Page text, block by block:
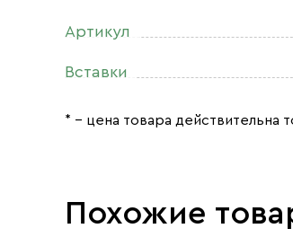
Артикул
Вставки
* – цена товара действительна
Похожие